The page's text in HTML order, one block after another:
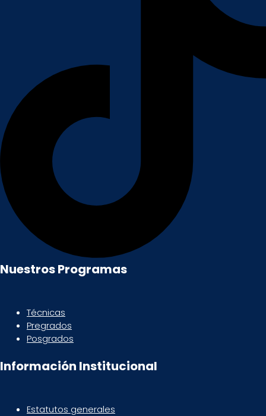
Nuestros Programas
Técnicas
Pregrados
Posgrados
Información Institucional
Estatutos generales